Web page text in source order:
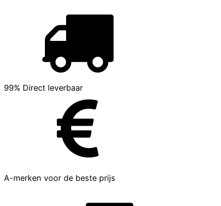
99% Direct leverbaar
A-merken voor de beste prijs